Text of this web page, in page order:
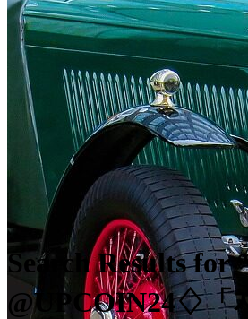
Search Results for
@UPCOIN24♢「